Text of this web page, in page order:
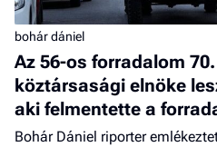
bohár dániel
Az 56-os forradalom
köztársasági elnöke
aki felmentette a
Bohár Dániel riporter